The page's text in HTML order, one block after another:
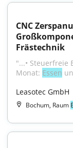
CNC
Frästechnik
"...• Steuerfreie
Monat: Essen
Leasotec GmbH
Bochum, Raum